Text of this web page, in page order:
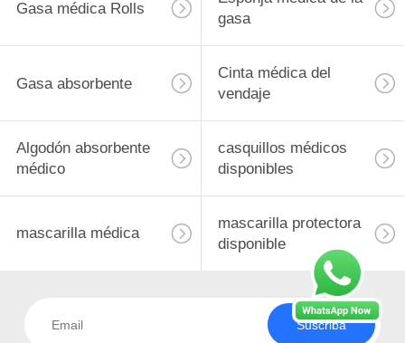
Gasa médica Rolls
gasa
Gasa absorbente
Cinta médica del
vendaje
Algodón absorbente
médico
casquillos médicos
disponibles
mascarilla médica
mascarilla protectora
disponible
Suscriba